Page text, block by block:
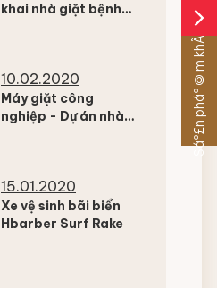
khai nhà giặt bệnh
10.02.2020
Máy giặt công
nghiệp - Dự án nhà
15.01.2020
Xe vệ sinh bãi biển
Hbarber Surf Rake
arrow_forward_ios
Sáº£n pháº©m khÃ¡c